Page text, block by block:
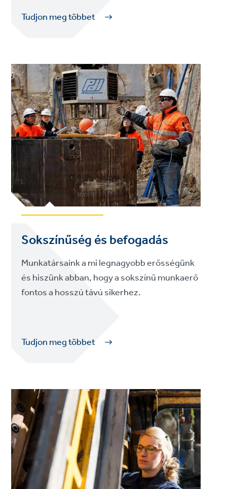
Tudjon meg többet
Sokszínűség és befogadás
Munkatársaink a mi legnagyobb erősségünk
és hiszünk abban, hogy a sokszínű munkaerő
fontos a hosszú távú sikerhez.
Tudjon meg többet